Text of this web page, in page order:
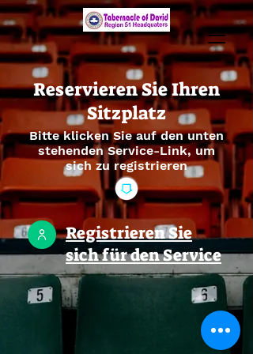
Reservieren Sie Ihren
Sitzplatz
Bitte klicken Sie auf den unten
stehenden Service-Link, um
sich zu registrieren
Registrieren Sie
sich für den Service